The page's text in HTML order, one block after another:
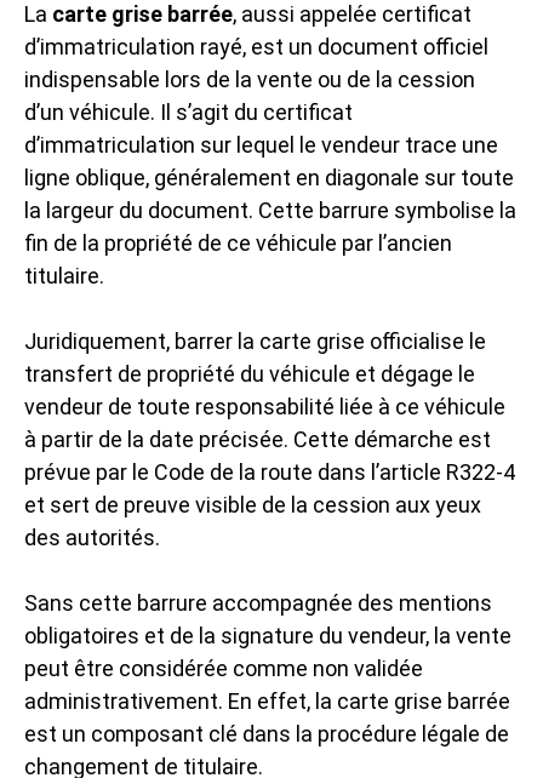
La carte grise barrée, aussi appelée certificat
d’immatriculation rayé, est un document officiel
indispensable lors de la vente ou de la cession
d’un véhicule. Il s’agit du certificat
d’immatriculation sur lequel le vendeur trace une
ligne oblique, généralement en diagonale sur toute
la largeur du document. Cette barrure symbolise la
fin de la propriété de ce véhicule par l’ancien
titulaire.
Juridiquement, barrer la carte grise officialise le
transfert de propriété du véhicule et dégage le
vendeur de toute responsabilité liée à ce véhicule
à partir de la date précisée. Cette démarche est
prévue par le Code de la route dans l’article R322-4
et sert de preuve visible de la cession aux yeux
des autorités.
Sans cette barrure accompagnée des mentions
obligatoires et de la signature du vendeur, la vente
peut être considérée comme non validée
administrativement. En effet, la carte grise barrée
est un composant clé dans la procédure légale de
changement de titulaire.